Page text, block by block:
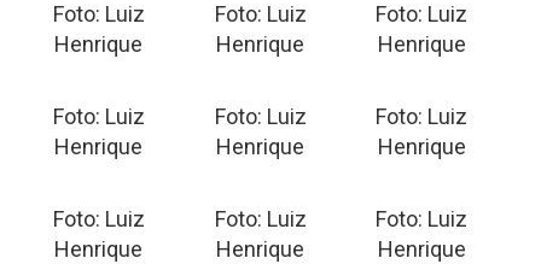
Foto: Luiz
Henrique
Foto: Luiz
Henrique
Foto: Luiz
Henrique
Foto: Luiz
Henrique
Foto: Luiz
Henrique
Foto: Luiz
Henrique
Foto: Luiz
Henrique
Foto: Luiz
Henrique
Foto: Luiz
Henrique